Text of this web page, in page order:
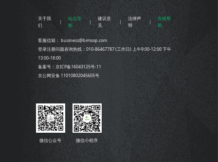
关于我
们
站点导
航
建议意
见
法律声
明
在线帮
助
客服信箱： business@bimsop.com
登录注册问题咨询热线：010-86467787 (工作日) 上午9:00-12:00 下午
13:00-18:00
备案号：京ICP备16043125号-11
京公网安备 11010802045605号
微信公众号 微信小程序